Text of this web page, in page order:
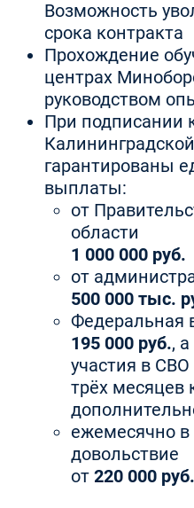
Возможность
срока контракта
Прохождение
центрах
руководством
При подписании
гарантированы
выплаты:
от
области
1 000 000 руб.
от
500 000 тыс.
Федеральная
195 000 руб.,
участия в
трёх месяцев
ежемесячно
довольствие
от 220 000 руб.